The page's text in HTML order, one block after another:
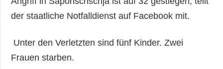
der staatliche Notfalldienst auf Facebook mit.
Unter den Verletzten sind fünf Kinder. Zwei
Frauen starben.